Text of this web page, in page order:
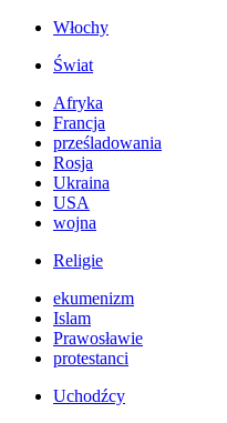
Włochy
Świat
Afryka
Francja
prześladowania
Rosja
Ukraina
USA
wojna
Religie
ekumenizm
Islam
Prawosławie
protestanci
Uchodźcy